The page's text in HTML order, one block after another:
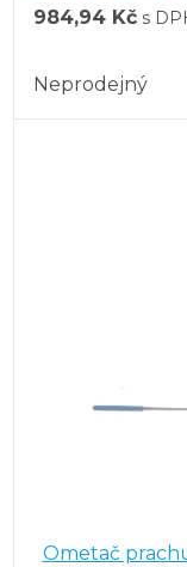
984,94 Kč s
Neprodejný
Ometač